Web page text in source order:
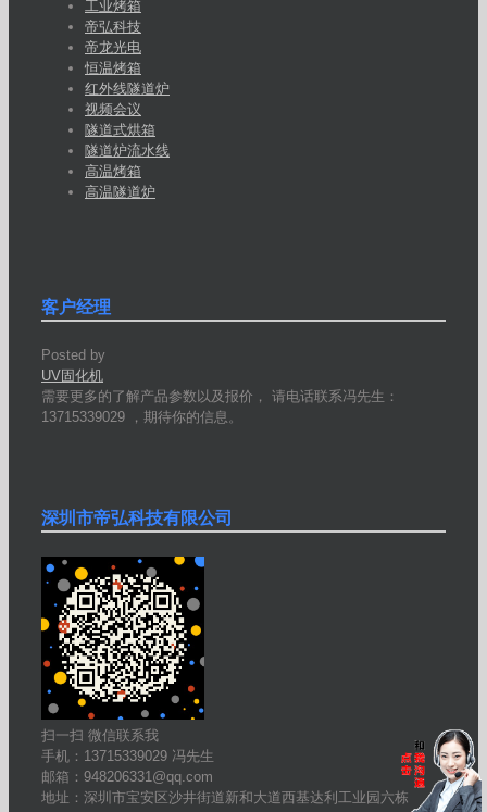
工业烤箱
帝弘科技
帝龙光电
恒温烤箱
红外线隧道炉
视频会议
隧道式烘箱
隧道炉流水线
高温烤箱
高温隧道炉
客户经理
Posted by
UV固化机
需要更多的了解产品参数以及报价， 请电话联系冯先生：
13715339029 ，期待你的信息。
深圳市帝弘科技有限公司
扫一扫 微信联系我
手机：13715339029 冯先生
邮箱：948206331@qq.com
地址：深圳市宝安区沙井街道新和大道西基达利工业园六栋